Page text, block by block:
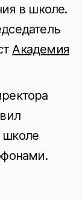
в школе.
Академия